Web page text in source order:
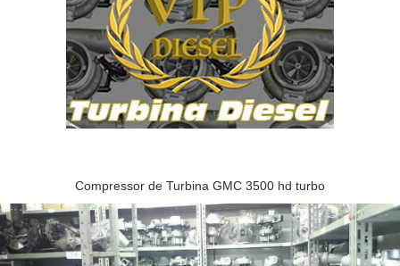
Compressor de Turbina GMC 3500 hd turbo